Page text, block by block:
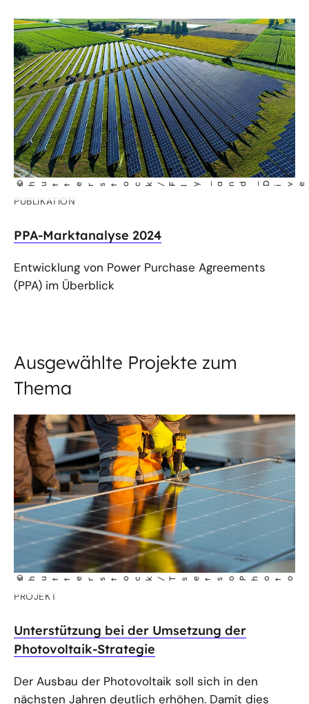
©
shutterstock/F l
y_and_D i ve
PUBLIKATION
PPA-Marktanalyse 2024
Entwicklung von Power Purchase Agreements
(PPA) im Überblick
Ausgewählte Projekte zum
Thema
© shutterstock/Tsetso Photo
PROJEKT
Unterstützung bei der Umsetzung der
Photovoltaik-Strategie
Der Ausbau der Photovoltaik soll sich in den
nächsten Jahren deutlich erhöhen. Damit dies